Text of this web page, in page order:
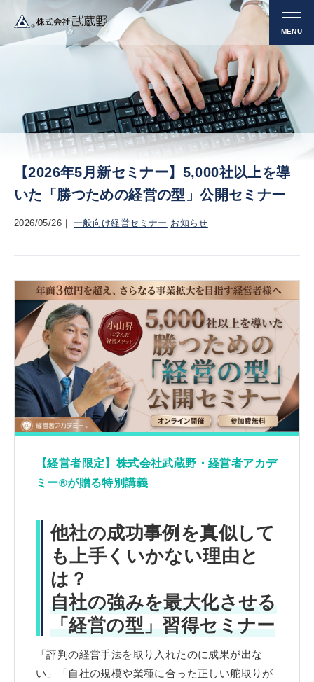
【2026年5月新セミナー】5,000社以上を導
いた「勝つための経営の型」公開セミナー
2026/05/26 一般向け経営セミナー お知らせ
【経営者限定】株式会社武蔵野・経営者アカデ
ミー®が贈る特別講義
他社の成功事例を真似して
も上手くいかない理由と
は？
自社の強みを最大化させる
「経営の型」習得セミナー
「評判の経営手法を取り入れたのに成果が出な
い」「自社の規模や業種に合った正しい舵取りが